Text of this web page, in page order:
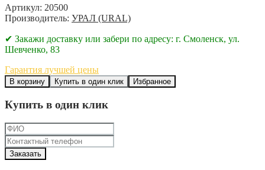
Артикул: 20500
Производитель: УРАЛ (URAL)
✔ Закажи доставку или забери по адресу: г. Смоленск, ул.
Шевченко, 83
Гарантия лучшей цены
В корзину Купить в один клик Избранное
Купить в один клик